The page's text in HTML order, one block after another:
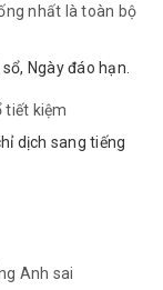
nhất là toàn bộ
Ngày đáo hạn.
tiết kiệm
dịch sang tiếng
Anh sai